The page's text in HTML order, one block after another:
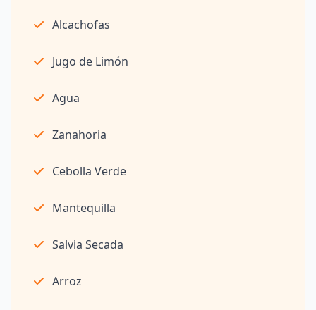
Alcachofas
Jugo de Limón
Agua
Zanahoria
Cebolla Verde
Mantequilla
Salvia Secada
Arroz